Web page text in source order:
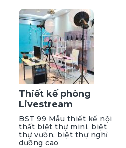
Thiết kế phòng
Livestream
BST 99 Mẫu thiết kế nội
thất biệt thự mini, biệt
thự vườn, biệt thự nghỉ
dưỡng cao